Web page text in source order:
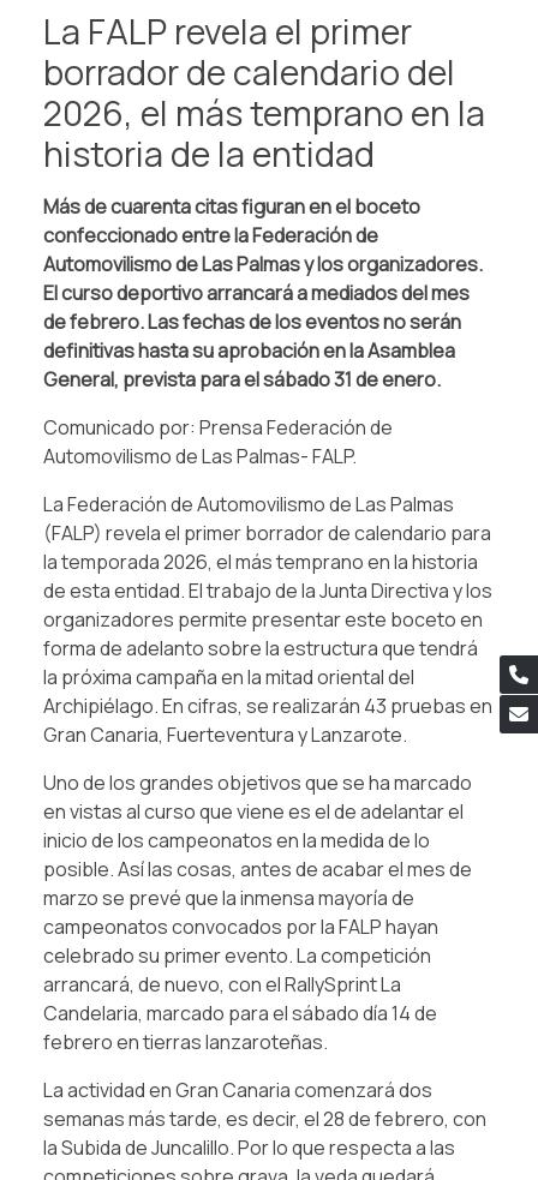
La FALP revela el primer
borrador de calendario del
2026, el más temprano en la
historia de la entidad
Más de cuarenta citas figuran en el boceto
confeccionado entre la Federación de
Automovilismo de Las Palmas y los organizadores.
El curso deportivo arrancará a mediados del mes
de febrero. Las fechas de los eventos no serán
definitivas hasta su aprobación en la Asamblea
General, prevista para el sábado 31 de enero.
Comunicado por: Prensa Federación de
Automovilismo de Las Palmas- FALP.
La Federación de Automovilismo de Las Palmas
(FALP) revela el primer borrador de calendario para
la temporada 2026, el más temprano en la historia
de esta entidad. El trabajo de la Junta Directiva y los
organizadores permite presentar este boceto en
forma de adelanto sobre la estructura que tendrá
la próxima campaña en la mitad oriental del
Archipiélago. En cifras, se realizarán 43 pruebas en
Gran Canaria, Fuerteventura y Lanzarote.
Uno de los grandes objetivos que se ha marcado
en vistas al curso que viene es el de adelantar el
inicio de los campeonatos en la medida de lo
posible. Así las cosas, antes de acabar el mes de
marzo se prevé que la inmensa mayoría de
campeonatos convocados por la FALP hayan
celebrado su primer evento. La competición
arrancará, de nuevo, con el RallySprint La
Candelaria, marcado para el sábado día 14 de
febrero en tierras lanzaroteñas.
La actividad en Gran Canaria comenzará dos
semanas más tarde, es decir, el 28 de febrero, con
la Subida de Juncalillo. Por lo que respecta a las